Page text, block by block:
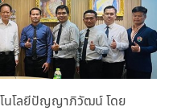
นโลยีปัญญาภิวัฒน์ โดย